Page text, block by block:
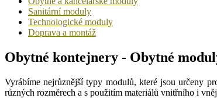
Sanitární moduly
Technologické moduly
Doprava a montáž
Obytné kontejnery - Obytné
Vyrábíme nejrůznější typy modulů, které jsou určeny
různých rozměrech a s použitím materiálů vnitřního i